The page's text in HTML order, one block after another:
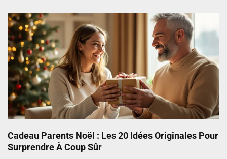
Cadeau Parents Noël : Les 20 Idées Originales Pour
Surprendre À Coup Sûr